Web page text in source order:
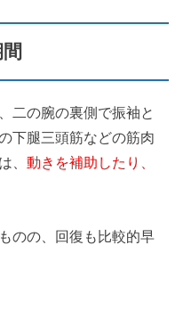
二の腕の裏側で振袖と
下腿三頭筋などの筋肉
、動きを補助したり、
のの、回復も比較的早